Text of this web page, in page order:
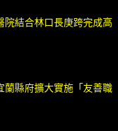
院結合林口長庚跨完成高
蘭縣府擴大實施「友善職